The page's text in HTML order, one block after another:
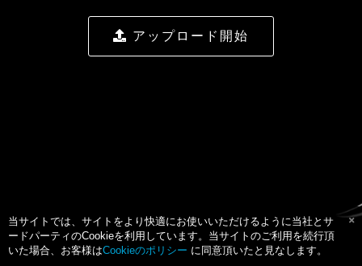
アップロード開始
当サイトでは、サイトをより快適にお使いいただけるように当社とサ
ードパーティのCookieを利用しています。当サイトのご利用を続行頂
いた場合、お客様はCookieのポリシー に同意頂いたと見なします。